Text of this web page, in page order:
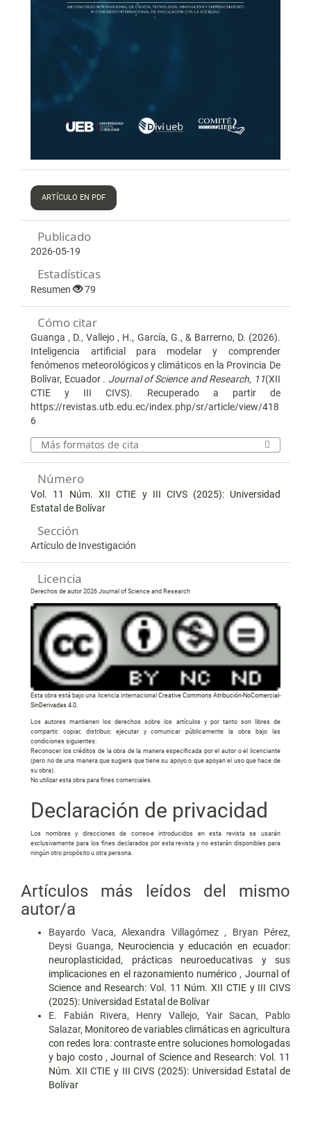
ARTÍCULO EN PDF
Publicado
2026-05-19
Estadísticas
Resumen 79
Cómo citar
Guanga , D., Vallejo , H., García, G., & Barrerno, D. (2026).
Inteligencia artificial para modelar y comprender
fenómenos meteorológicos y climáticos en la Provincia De
Bolívar, Ecuador . Journal of Science and Research, 11(XII
CTIE y III CIVS). Recuperado a partir de
https://revistas.utb.edu.ec/index.php/sr/article/view/418
6
Más formatos de cita
Número
Vol. 11 Núm. XII CTIE y III CIVS (2025): Universidad
Estatal de Bolívar
Sección
Artículo de Investigación
Licencia
Derechos de autor 2026 Journal of Science and Research
Esta obra está bajo una licencia internacionalCreative Commons Atribución-NoComercial-
SinDerivadas 4.0.
Los autores mantienen los derechos sobre los artículos y por tanto son libres de
compartir, copiar, distribuir, ejecutar y comunicar públicamente la obra bajo las
condiciones siguientes:
Reconocer los créditos de la obra de la manera especificada por el autor o el licenciante
(pero no de una manera que sugiera que tiene su apoyo o que apoyan el uso que hace de
su obra).
No utilizar esta obra para fines comerciales.
Declaración de privacidad
Los nombres y direcciones de correo-e introducidos en esta revista se usarán
exclusivamente para los fines declarados por esta revista y no estarán disponibles para
ningún otro propósito u otra persona.
Artículos más leídos del mismo
autor/a
Bayardo Vaca, Alexandra Villagómez , Bryan Pérez,
Deysi Guanga, Neurociencia y educación en ecuador:
neuroplasticidad, prácticas neuroeducativas y sus
implicaciones en el razonamiento numérico , Journal of
Science and Research: Vol. 11 Núm. XII CTIE y III CIVS
(2025): Universidad Estatal de Bolívar
E. Fabián Rivera, Henry Vallejo, Yair Sacan, Pablo
Salazar, Monitoreo de variables climáticas en agricultura
con redes lora: contraste entre soluciones homologadas
y bajo costo ,Journal of Science and Research: Vol. 11
Núm. XII CTIE y III CIVS (2025): Universidad Estatal de
Bolívar